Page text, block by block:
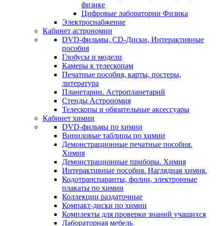
физике
Цифровые лаборатории Физика
Электроснабжение
Кабинет астрономии
DVD-фильмы, CD-Диски, Интерактивные
пособия
Глобусы и модели
Камеры к телескопам
Печатные пособия, карты, постеры,
литература
Планетарии. Астропланетарий
Стенды Астрономия
Телескопы и обязательные аксессуары
Кабинет химии
DVD-фильмы по химии
Виниловые таблицы по химии
Демонстрационные печатные пособия.
Химия
Демонстрационные приборы. Химия
Интерактивные пособия. Наглядная химия.
Кодотранспаранты, фолии, электронные
плакаты по химии
Коллекции раздаточные
Компакт-диски по химии
Комплекты для проверки знаний учащихся
Лабораторная мебель